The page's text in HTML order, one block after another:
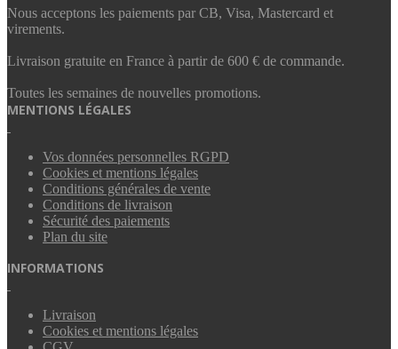
Nous acceptons les paiements par CB, Visa, Mastercard et
virements.
Livraison gratuite en France à partir de 600 € de commande.
Toutes les semaines de nouvelles promotions.
MENTIONS LÉGALES
Vos données personnelles RGPD
Cookies et mentions légales
Conditions générales de vente
Conditions de livraison
Sécurité des paiements
Plan du site
INFORMATIONS
Livraison
Cookies et mentions légales